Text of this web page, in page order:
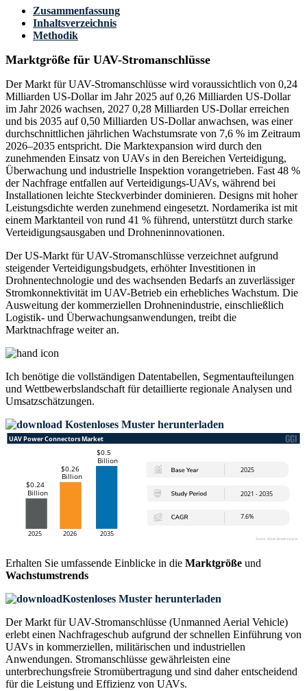
Zusammenfassung
Inhaltsverzeichnis
Methodik
Marktgröße für UAV-Stromanschlüsse
Der Markt für UAV-Stromanschlüsse wird voraussichtlich von 0,24
Milliarden US-Dollar im Jahr 2025 auf 0,26 Milliarden US-Dollar
im Jahr 2026 wachsen, 2027 0,28 Milliarden US-Dollar erreichen
und bis 2035 auf 0,50 Milliarden US-Dollar anwachsen, was einer
durchschnittlichen jährlichen Wachstumsrate von 7,6 % im Zeitraum
2026–2035 entspricht. Die Marktexpansion wird durch den
zunehmenden Einsatz von UAVs in den Bereichen Verteidigung,
Überwachung und industrielle Inspektion vorangetrieben. Fast 48 %
der Nachfrage entfallen auf Verteidigungs-UAVs, während bei
Installationen leichte Steckverbinder dominieren. Designs mit hoher
Leistungsdichte werden zunehmend eingesetzt. Nordamerika ist mit
einem Marktanteil von rund 41 % führend, unterstützt durch starke
Verteidigungsausgaben und Drohneninnovationen.
Der US-Markt für UAV-Stromanschlüsse verzeichnet aufgrund
steigender Verteidigungsbudgets, erhöhter Investitionen in
Drohnentechnologie und des wachsenden Bedarfs an zuverlässiger
Stromkonnektivität im UAV-Betrieb ein erhebliches Wachstum. Die
Ausweitung der kommerziellen Drohnenindustrie, einschließlich
Logistik- und Überwachungsanwendungen, treibt die
Marktnachfrage weiter an.
Ich benötige die vollständigen Datentabellen, Segmentaufteilungen
und Wettbewerbslandschaft für detaillierte regionale Analysen und
Umsatzschätzungen.
Kostenloses Muster herunterladen
Erhalten Sie umfassende Einblicke in die Marktgröße und
Wachstumstrends
Kostenloses Muster herunterladen
Der Markt für UAV-Stromanschlüsse (Unmanned Aerial Vehicle)
erlebt einen Nachfrageschub aufgrund der schnellen Einführung von
UAVs in kommerziellen, militärischen und industriellen
Anwendungen. Stromanschlüsse gewährleisten eine
unterbrechungsfreie Stromübertragung und sind daher entscheidend
für die Leistung und Effizienz von UAVs.